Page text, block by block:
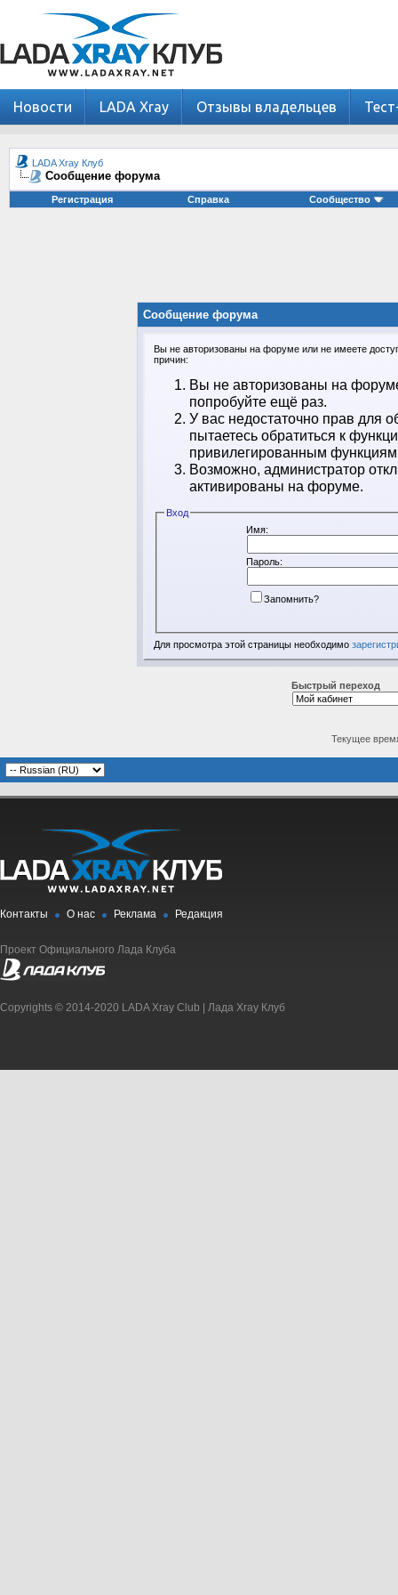
Новости LADA Xray Отзывы владельцев
LADA Xray Клуб
Сообщение форума
Регистрация Справка Сообщество
Сообщение форума
Вы не авторизованы на форуме или не имеете
причин:
Вы не авторизованы на
попробуйте ещё раз.
У вас недостаточно прав для
пытаетесь обратиться к
привилегированным
Возможно, администратор
активированы на форуме.
Вход
Имя:
Пароль:
Запомнить?
Для просмотра этой страницы необходимо
Быстрый переход
Текущее
Контакты О нас Реклама Редакция
Проект Официального Лада Клуба
Copyrights © 2014-2020 LADA Xray Club | Лада Xray Клуб